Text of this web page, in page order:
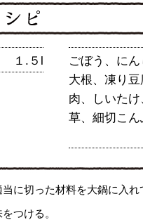
１.５l
ごぼう、に
大根、凍り
肉、しいた
草、細切こ
に切った材料を大鍋に入れ
つける。